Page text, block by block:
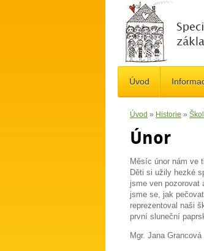
Úvod
Úvod » Historie »
Únor
Měsíc únor nám ve
Děti si užily hezké
jsme ven pozorovat
jsme se, jak
reprezentoval naši
první sluneční
Mgr. Jana Grancová